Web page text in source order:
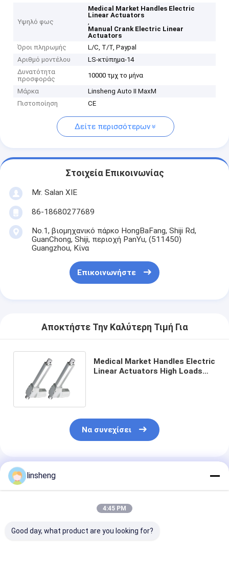
Υψηλό φως
Medical Market Handles Electric
Linear Actuators
,
Manual Crank Electric Linear
Actuators
Όροι πληρωμής
L/C, T/T, Paypal
Αριθμό μοντέλου
LS-κτύπημα-14
Δυνατότητα
προσφοράς
10000 τμχ το μήνα
Μάρκα
Linsheng Auto II MaxM
Πιστοποίηση
CE
Δείτε περισσότερων
Στοιχεία Επικοινωνίας
Mr. Salan XIE
86-18680277689
No.1, βιομηχανικό πάρκο HongBaFang, Shiji Rd,
GuanChong, Shiji, περιοχή PanYu, (511450)
Guangzhou, Κίνα
Επικοινωνήστε
Αποκτήστε Την Καλύτερη Τιμή Για
Medical Market Handles Electric
Linear Actuators High Loads
Να συνεχίσει
Συνιστώμενα Προϊόντα
linsheng
4:45 PM
Good day, what product are you looking for?